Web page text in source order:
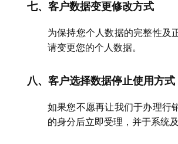
七、客户数据变更修改方式
为保持您个人数据的完整性及
请变更您的个人数据。
八、客户选择数据停止使用方式
如果您不愿再让我们于办理行
的身分后立即受理，并于系统